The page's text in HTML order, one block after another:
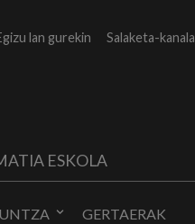
lan gurekin Salaketa-kanala
ESKOLA
GERTAERAK